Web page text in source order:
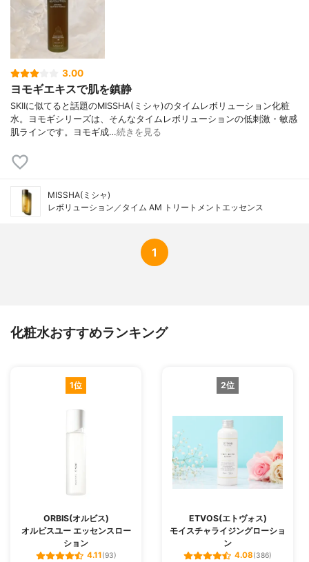
3.00
ヨモギエキスで肌を鎮静
SKIIに似てると話題のMISSHA(ミシャ)のタイムレボリューション化粧
水。ヨモギシリーズは、そんなタイムレボリューションの低刺激・敏感
肌ラインです。ヨモギ成…続きを見る
MISSHA(ミシャ)
レボリューション／タイム AM トリートメントエッセンス
1
化粧水おすすめランキング
1位
ORBIS(オルビス)
オルビスユー エッセンスロー
ション
4.11(93)
2位
ETVOS(エトヴォス)
モイスチャライジングローショ
ン
4.08(386)